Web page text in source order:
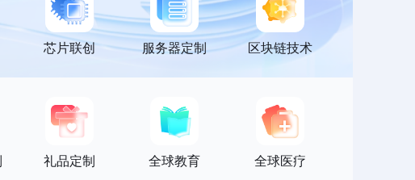
芯片联创 服务器定制 区块链技术
礼品定制 全球教育 全球医疗